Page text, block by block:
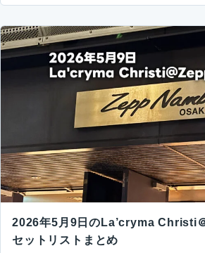
2026年5月9日のLa’cryma Christi
セットリストまとめ